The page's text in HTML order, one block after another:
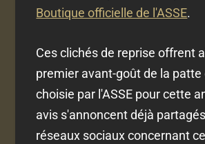
Boutique officielle de l'ASSE.
Ces clichés de reprise offrent
premier avant-goût de la patte
choisie par l'ASSE pour cette
avis s'annoncent déjà
réseaux sociaux concernant